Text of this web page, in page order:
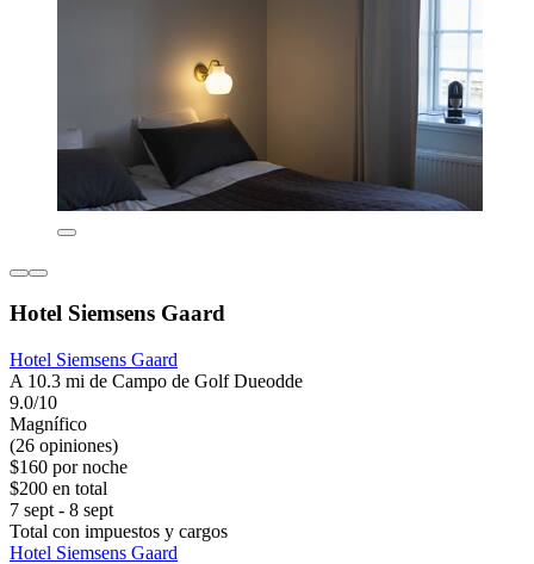
Hotel Siemsens Gaard
Hotel Siemsens Gaard
A 10.3 mi de Campo de Golf Dueodde
9.0/10
Magnífico
(26 opiniones)
$160 por noche
$200 en total
7 sept - 8 sept
Total con impuestos y cargos
Hotel Siemsens Gaard